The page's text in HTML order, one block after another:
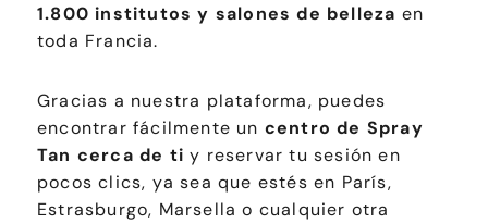
1.800 institutos y salones de belleza en
toda Francia.
Gracias a nuestra plataforma, puedes
encontrar fácilmente un centro de Spray
Tan cerca de ti y reservar tu sesión en
pocos clics, ya sea que estés en París,
Estrasburgo, Marsella o cualquier otra